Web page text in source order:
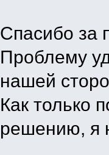
Спасибо за
Проблему
нашей
Как только
решению, я